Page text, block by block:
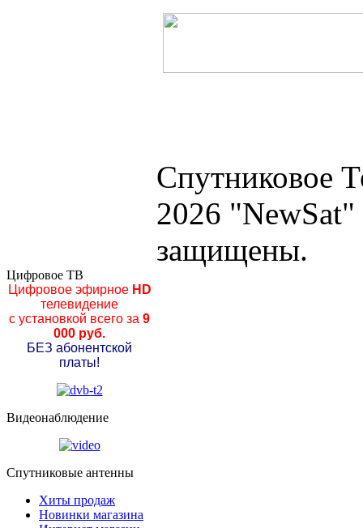
Спутниковое
2026
защищены.
Цифровое ТВ
Цифровое эфирноеHD
телевидение
с установкой всего за 9
000 руб.
БЕЗ абонентской
платы!
Видеонаблюдение
Спутниковые антенны
Хиты продаж
Новинки магазина